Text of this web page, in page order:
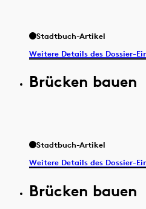
Stadtbuch-Artikel
Weitere Details des Dossier-
Brücken bauen
Stadtbuch-Artikel
Weitere Details des Dossier-
Brücken bauen